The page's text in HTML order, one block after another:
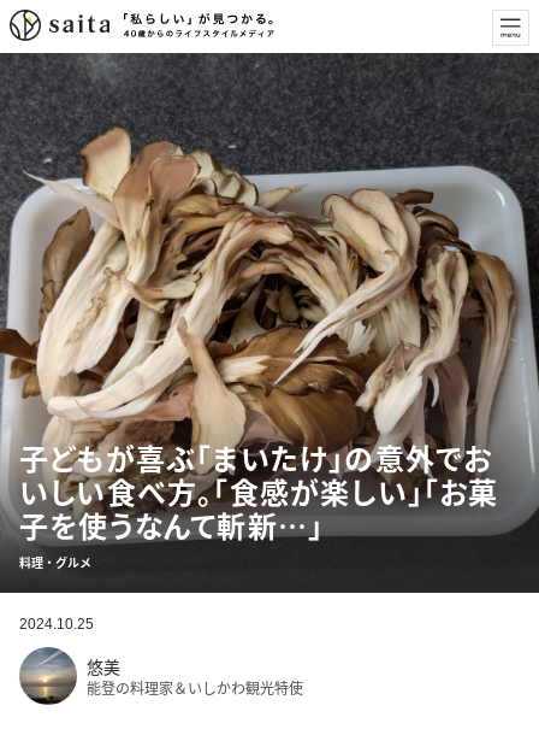
子どもが喜ぶ「まいたけ」の意外でお
いしい食べ方。「食感が楽しい」「お菓
子を使うなんて斬新…」
料理・グルメ
2024.10.25
悠美
能登の料理家＆いしかわ観光特使